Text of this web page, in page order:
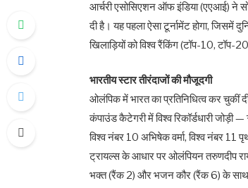
आर्चरी एसोसिएशन ऑफ इंडिया (एएआई) ने
दी है। यह पहला ऐसा टूर्नामेंट होगा,
खिलाड़ियों को विश्व रैंकिंग (टॉप-10,
भारतीय स्टार तीरंदाजों की मौजूदगी
ओलंपिक में भारत का प्रतिनिधित्व कर चुकीं
कंपाउंड कैटेगरी में विश्व रिकॉर्डधारी
विश्व नंबर 10 अभिषेक वर्मा, विश्व नंबर 11
ट्रायल्स के आधार पर ओलंपियन तरुणदीप
भक्त (रैंक 2) और भजन कौर (रैंक 6) के साथ